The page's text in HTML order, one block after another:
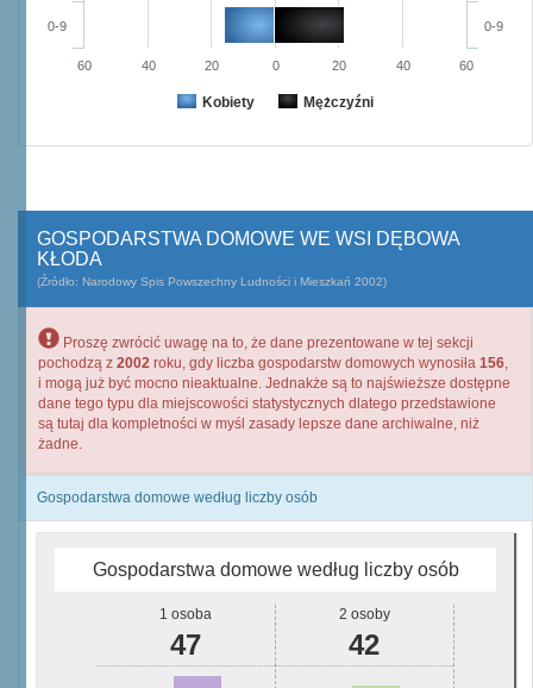
Kobiety Mężczyźni
0-9 0-9
60 40 20 0 20 40 60
GOSPODARSTWA DOMOWE WE WSI DĘBOWA
KŁODA
(Źródło: Narodowy Spis Powszechny Ludności i Mieszkań 2002)
Proszę zwrócić uwagę na to, że dane prezentowane w tej sekcji
pochodzą z 2002 roku, gdy liczba gospodarstw domowych wynosiła 156,
i mogą już być mocno nieaktualne. Jednakże są to najświeższe dostępne
dane tego typu dla miejscowości statystycznych dlatego przedstawione
są tutaj dla kompletności w myśl zasady lepsze dane archiwalne, niż
żadne.
Gospodarstwa domowe według liczby osób
Gospodarstwa domowe według liczby osób
1 osoba
47
2 osoby
42